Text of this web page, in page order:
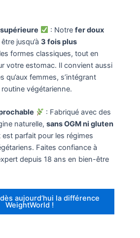
: Notrefer doux
jusqu’à 3 fois plus
formes classiques, tout en
votre estomac. Il convient aussi
qu’aux femmes, s’intégrant
végétarienne.
: Fabriqué avec des
naturelle, sans OGM ni gluten
parfait pour les régimes
Faites confiance à
depuis 18 ans en bien-être
aujourd’hui la différence
WeightWorld !